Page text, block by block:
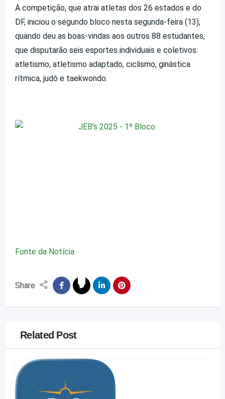
A competição, que atrai atletas dos 26 estados e do
DF, iniciou o segundo bloco nesta segunda-feira (13),
quando deu as boas-vindas aos outros 88 estudantes,
que disputarão seis esportes individuais e coletivos:
atletismo, atletismo adaptado, ciclismo, ginástica
rítmica, judô e taekwondo.
Fonte da Notícia
Share
Related Post